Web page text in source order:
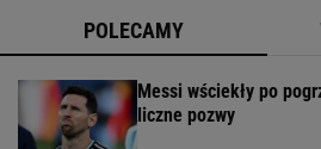
POLECAMY
Messi wściekły po
liczne pozwy